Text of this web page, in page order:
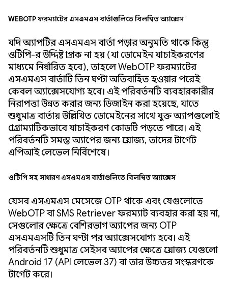
WebOTP ফরম্যাটের এসএমএস বার্তাগুলিতে বিলম্বিত অ্যাক্সেস
যদি অ্যাপটির এসএমএস বার্তা পড়ার অনুমতি থাকে কিন্তু
ওটিপি-র উদ্দিষ্ট প্রাপক না হয় (যা ডোমেইন যাচাইকরণের
মাধ্যমে নির্ধারিত হবে), তাহলে WebOTP ফরম্যাটের
এসএমএস বার্তাটি তিন ঘণ্টা অতিবাহিত হওয়ার পরেই
কেবল অ্যাক্সেসযোগ্য হবে। এই পরিবর্তনটি ব্যবহারকারীর
নিরাপত্তা উন্নত করার জন্য ডিজাইন করা হয়েছে, যাতে
শুধুমাত্র বার্তায় উল্লিখিত ডোমেইনের সাথে যুক্ত অ্যাপগুলোই
প্রোগ্রাম্যাটিকভাবে যাচাইকরণ কোডটি পড়তে পারে। এই
পরিবর্তনটি সমস্ত অ্যাপের জন্য প্রযোজ্য, তাদের টার্গেট
এপিআই লেভেল নির্বিশেষে।
ওটিপি সহ সাধারণ এসএমএস বার্তাগুলিতে বিলম্বিত অ্যাক্সেস
যেসব এসএমএস মেসেজে OTP থাকে এবং যেগুলোতে
WebOTP বা SMS Retriever ফরম্যাট ব্যবহার করা হয় না,
সেগুলোর ক্ষেত্রে বেশিরভাগ অ্যাপের জন্য OTP
এসএমএসটি তিন ঘণ্টা পর অ্যাক্সেসযোগ্য হবে। এই
পরিবর্তনটি শুধুমাত্র সেইসব অ্যাপের ক্ষেত্রে প্রযোজ্য যেগুলো
Android 17 (API লেভেল 37) বা তার উচ্চতর সংস্করণকে
টার্গেট করে।